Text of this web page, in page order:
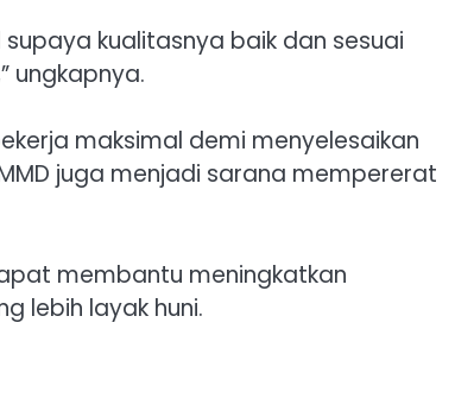
kualitasnya baik dan sesuai
ungkapnya.
maksimal demi menyelesaikan
juga menjadi sarana mempererat
membantu meningkatkan
lebih layak huni.